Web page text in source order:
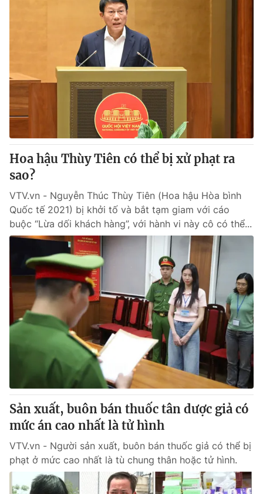
Hoa hậu Thùy Tiên có thể bị xử phạt ra
sao?
VTV.vn - Nguyễn Thúc Thùy Tiên (Hoa hậu Hòa bình
Quốc tế 2021) bị khởi tố và bắt tạm giam với cáo
buộc “Lừa dối khách hàng”, với hành vi này cô có thể...
Sản xuất, buôn bán thuốc tân dược giả có
mức án cao nhất là tử hình
VTV.vn - Người sản xuất, buôn bán thuốc giả có thể bị
phạt ở mức cao nhất là tù chung thân hoặc tử hình.